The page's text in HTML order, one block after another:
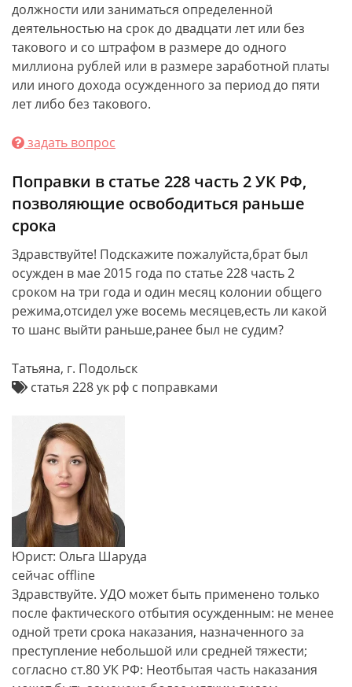
должности или заниматься определенной
деятельностью на срок до двадцати лет или без
такового и со штрафом в размере до одного
миллиона рублей или в размере заработной платы
или иного дохода осужденного за период до пяти
лет либо без такового.
задать вопрос
Поправки в статье 228 часть 2 УК РФ,
позволяющие освободиться раньше
срока
Здравствуйте! Подскажите пожалуйста,брат был
осужден в мае 2015 года по статье 228 часть 2
сроком на три года и один месяц колонии общего
режима,отсидел уже восемь месяцев,есть ли какой
то шанс выйти раньше,ранее был не судим?
Татьяна, г. Подольск
статья 228 ук рф с поправками
Юрист: Ольга Шаруда
сейчас offline
Здравствуйте. УДО может быть применено только
после фактического отбытия осужденным: не менее
одной трети срока наказания, назначенного за
преступление небольшой или средней тяжести;
согласно ст.80 УК РФ: Неотбытая часть наказания